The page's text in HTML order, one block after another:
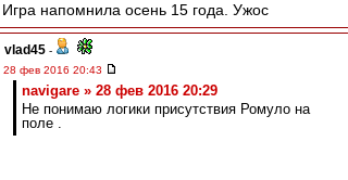
Игра напомнила осень 15 года. Ужос
vlad45 -
28 фев 2016 20:43
navigare » 28 фев 2016 20:29
Не понимаю логики присутствия Ромуло на
поле .